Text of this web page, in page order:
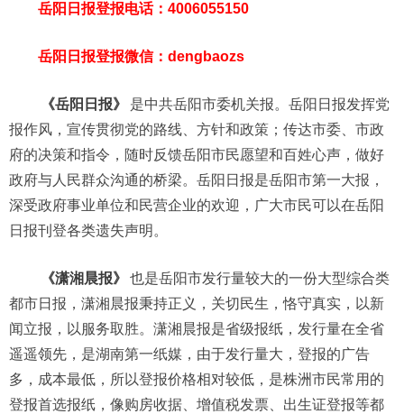
岳阳日报登报电话：4006055150
岳阳日报登报微信：dengbaozs
《岳阳日报》
是中共岳阳市委机关报。岳阳日报发挥党
报作风，宣传贯彻党的路线、方针和政策；传达市委、市政
府的决策和指令，随时反馈岳阳市民愿望和百姓心声，做好
政府与人民群众沟通的桥梁。岳阳日报是岳阳市第一大报，
深受政府事业单位和民营企业的欢迎，广大市民可以在岳阳
日报刊登各类遗失声明。
《潇湘晨报》
也是岳阳市发行量较大的一份大型综合类
都市日报，潇湘晨报秉持正义，关切民生，恪守真实，以新
闻立报，以服务取胜。潇湘晨报是省级报纸，发行量在全省
遥遥领先，是湖南第一纸媒，由于发行量大，登报的广告
多，成本最低，所以登报价格相对较低，是株洲市民常用的
登报首选报纸，像购房收据、增值税发票、出生证登报等都